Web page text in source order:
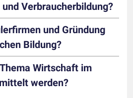
Verbraucherbildung?
und Gründung
Bildung?
Wirtschaft im
werden?